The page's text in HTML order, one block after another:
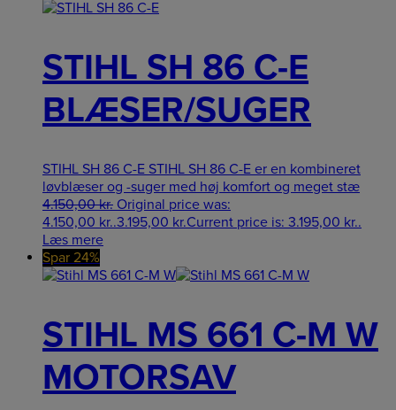
STIHL SH 86 C-E
BLÆSER/SUGER
STIHL SH 86 C-E STIHL SH 86 C-E er en kombineret
løvblæser og -suger med høj komfort og meget stæ
4.150,00kr. Original price was:
4.150,00 kr..3.195,00 kr.Current price is: 3.195,00 kr..
Læs mere
Spar 24%
STIHL MS 661 C-M W
MOTORSAV